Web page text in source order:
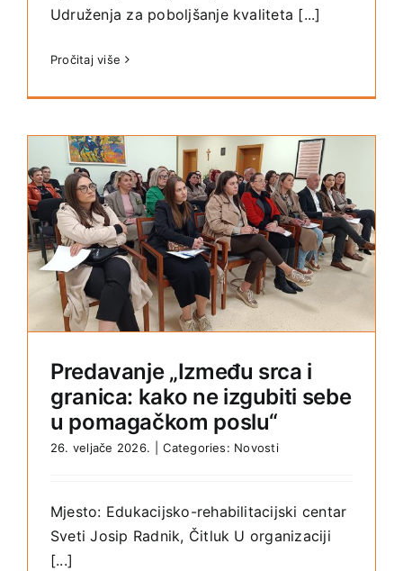
Udruženja za poboljšanje kvaliteta [...]
Pročitaj više
Predavanje „Između srca i
granica: kako ne izgubiti sebe
u pomagačkom poslu“
26. veljače 2026. Categories: Novosti
Mjesto: Edukacijsko-rehabilitacijski centar
Sveti Josip Radnik, Čitluk U organizaciji
[...]